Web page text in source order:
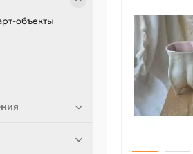
объекты